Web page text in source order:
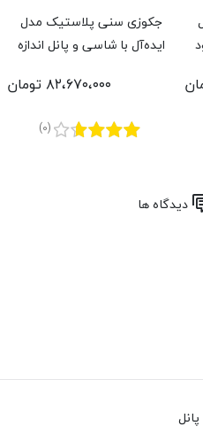
جکوزی سنی پلاستیک مدل
ایده‌آل با شاسی و پانل اندازه
۸۲،۶۷۰،۰۰۰ تومان
(0)
دیدگاه ها